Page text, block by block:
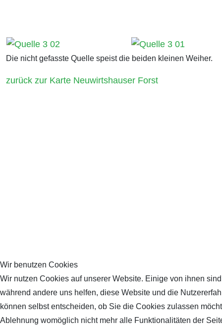
Die nicht gefasste Quelle speist die beiden kleinen Weiher.
zurück zur Karte Neuwirtshauser Forst
Wir benutzen Cookies
Wir nutzen Cookies auf unserer Website. Einige von ihnen
während andere uns helfen, diese Website und die
können selbst entscheiden, ob Sie die Cookies zulassen
Ablehnung womöglich nicht mehr alle Funktionalitäten der